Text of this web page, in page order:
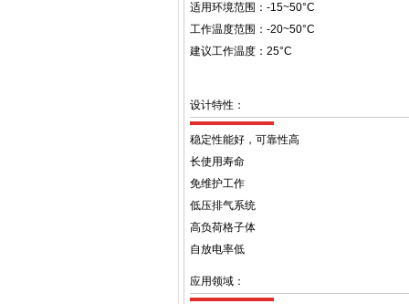
适用环境范围：-15~50°C
工作温度范围：-20~50°C
建议工作温度：25°C
设计特性：
稳定性能好，可靠性高
长使用寿命
免维护工作
低压排气系统
高负荷格子体
自放电率低
应用领域：